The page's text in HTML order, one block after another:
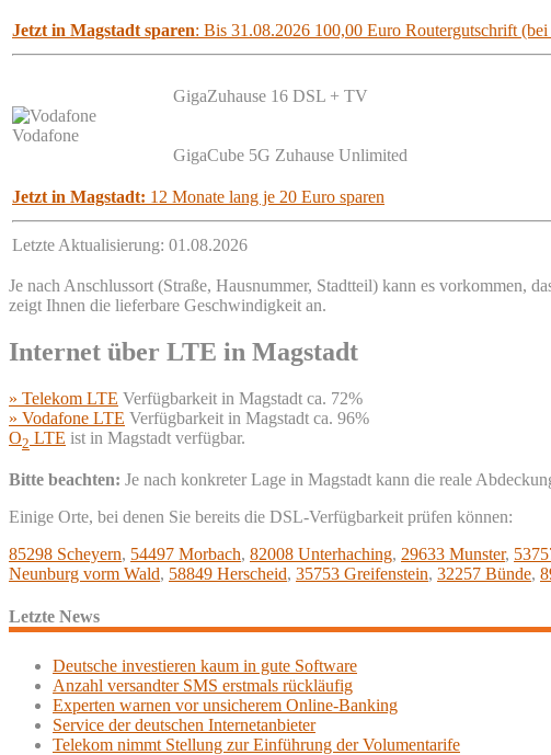
Jetzt in Magstadt sparen: Bis 31.08.2026 100,00 Euro Routergutschrift
Vodafone
GigaZuhause 16 DSL + TV
GigaCube 5G Zuhause Unlimited
Jetzt in Magstadt: 12 Monate lang je 20 Euro sparen
Letzte Aktualisierung: 01.08.2026
Je nach Anschlussort (Straße, Hausnummer, Stadtteil) kann es vorkommen,
zeigt Ihnen die lieferbare Geschwindigkeit an.
Internet über LTE in Magstadt
» Telekom LTE Verfügbarkeit in Magstadt ca. 72%
» Vodafone LTE Verfügbarkeit in Magstadt ca. 96%
O2 LTE ist in Magstadt verfügbar.
Bitte beachten: Je nach konkreter Lage in Magstadt kann die reale
Einige Orte, bei denen Sie bereits die DSL-Verfügbarkeit prüfen können:
85298 Scheyern, 54497 Morbach, 82008 Unterhaching, 29633 Munster,
Neunburg vorm Wald, 58849 Herscheid, 35753 Greifenstein, 32257 Bünde,
Letzte News
Deutsche investieren kaum in gute Software
Anzahl versandter SMS erstmals rückläufig
Experten warnen vor unsicherem Online-Banking
Service der deutschen Internetanbieter
Telekom nimmt Stellung zur Einführung der Volumentarife